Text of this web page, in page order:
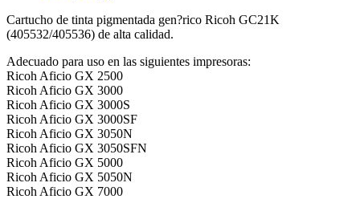
Cartucho de tinta pigmentada gen?rico Ricoh GC21K
(405532/405536) de alta calidad.
Adecuado para uso en las siguientes impresoras:
Ricoh Aficio GX 2500
Ricoh Aficio GX 3000
Ricoh Aficio GX 3000S
Ricoh Aficio GX 3000SF
Ricoh Aficio GX 3050N
Ricoh Aficio GX 3050SFN
Ricoh Aficio GX 5000
Ricoh Aficio GX 5050N
Ricoh Aficio GX 7000